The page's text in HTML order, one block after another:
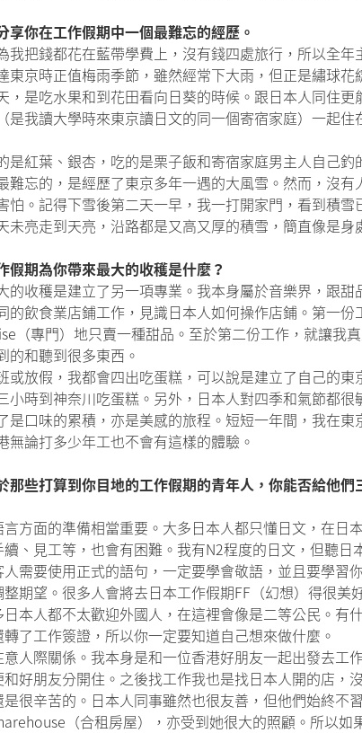
享你在工作假期中一個最難忘的經歷。
我把錢都花在藍帶學費上，沒有錢四處旅行，所以全
東京時正值梅雨季節，雖然經常下大雨，但正是繡球花
，是吃水果和到花田看向日葵的時候。跟日本人同住
是我讀大學時來東京讀日文的同一個寄宿家庭）一起
是紅葉、銀杏，吃的是栗子飯和寄宿家庭男主人自己釣
難忘的，是經歷了東京多年一遇的大風雪。然而，沒
怕。記得下雪後第二天一早，我一打開家門，看到積
未亮走到天亮，沿路都是又高又厚的積雪，簡直像是
假期為你帶來最大的收穫是什麼？
的收穫是建立了另一項專業。我本身屬於音樂界，跟
的飲食業店鋪工作，見識日本人如何操作店鋪。第一
（專門）地只賣一種甜品。至於第二份工作，就讓我
的和聽到很多東西。
或放假，我都會四出吃蛋糕，可以說是建立了自己的
小時到神奈川吃蛋糕。另外，日本人對四季和氣節都
是口味的累積，亦是美感的旅程。短短一年間，我在
無論打多少年工也不會有這樣的體驗。
那些打算到你目地的工作假期的青年人，你能否給他們
言方面的準備相當重要。大多日本人都只懂日文，在日
續、見工等，也會有困難。我有N2程度的日文，但聽
人需要使用正式的語句，一定要學會敬語，並且要學習
整期望。很多人會將去日本工作假期FF（幻想）得很
日本人都不太歡迎外國人，在這裡會像是二等公民。
轉了工作簽證，所以你一定要知道自己想來做什麼。
意人際關係。我本身是和一位香港好朋友一起出發去工
和好朋友分開住。之後找工作我也是找日本人開的店
是很辛苦的。日本人同事雖然也很友善，但他們始終不
（合租房屋），亦受到她很大的照顧。所以